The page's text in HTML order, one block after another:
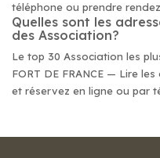
téléphone ou prendre
Quelles sont les
des Association?
Le top 30 Association les
FORT DE FRANCE — Lire
et réservez en ligne ou par